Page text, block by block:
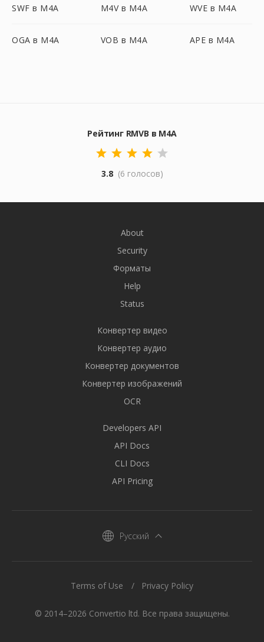
SWF в M4A M4V в M4A WVE в M4A
OGA в M4A VOB в M4A APE в M4A
Рейтинг RMVB в M4A
3.8 (6 голосов)
About
Security
Форматы
Help
Status
Конвертер видео
Конвертер аудио
Конвертер документов
Конвертер изображений
OCR
Developers API
API Docs
CLI Docs
API Pricing
Русский
© 2014–2026 Convertio ltd. Все права защищены.
Terms of Use Privacy Policy